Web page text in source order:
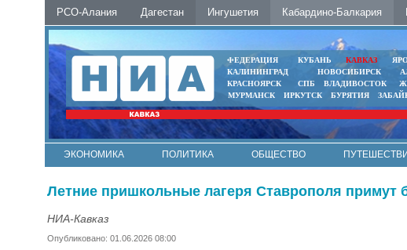
РСО-Алания Дагестан Ингушетия Кабардино-Балкария
ФЕДЕРАЦИЯ КУБАНЬ КАВКАЗ
КАЛИНИНГРАД
НОВОСИБИРСК
КРАСНОЯРСК
СПБ ВЛАДИВОСТОК
МУРМАНСК
ИРКУТСК БУРЯТИЯ
ЭКОНОМИКА ПОЛИТИКА ОБЩЕСТВО
Летние пришкольные лагеря Ставрополя примут
НИА-Кавказ
Опубликовано: 01.06.2026 08:00